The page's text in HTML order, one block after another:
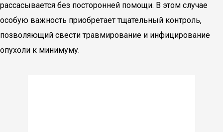
рассасывается без посторонней помощи. В этом случае
особую важность приобретает тщательный контроль,
позволяющий свести травмирование и инфицирование
опухоли к минимуму.